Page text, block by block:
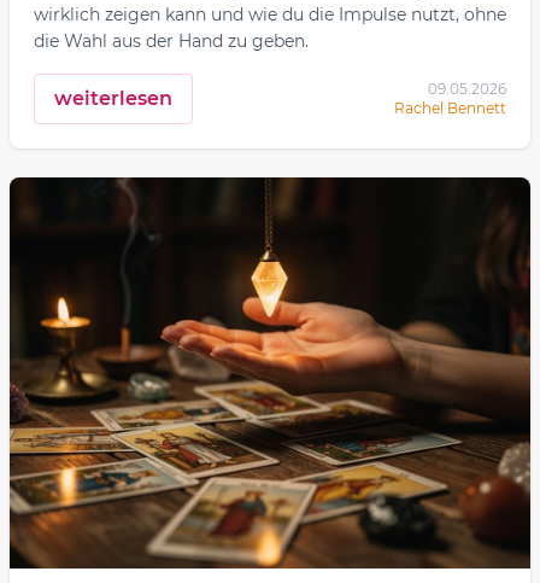
wirklich zeigen kann und wie du die Impulse nutzt, ohne
die Wahl aus der Hand zu geben.
weiterlesen
09.05.2026
Rachel Bennett